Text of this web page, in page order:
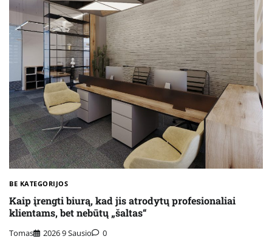
BE KATEGORIJOS
Kaip įrengti biurą, kad jis atrodytų profesionaliai
klientams, bet nebūtų „šaltas“
Tomas 2026 9 Sausio 0